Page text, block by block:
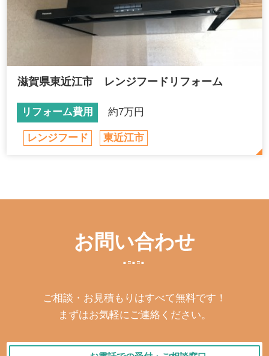
滋賀県東近江市 レンジフードリフォーム
リフォーム費用 約7万円
レンジフード 東近江市
お問い合わせ
ご相談・お見積もりはすべて無料です！
まずはお気軽にご連絡ください。